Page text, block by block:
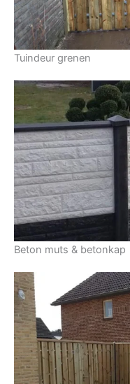
Tuindeur grenen
Beton muts & betonkap